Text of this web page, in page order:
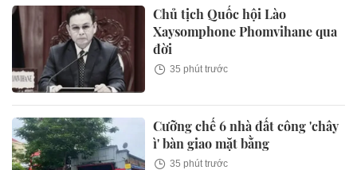
Chủ tịch Quốc hội Lào
Xaysomphone Phomvihane qua
đời
35 phút trước
Cưỡng chế 6 nhà đất công 'chây
ì' bàn giao mặt bằng
35 phút trước